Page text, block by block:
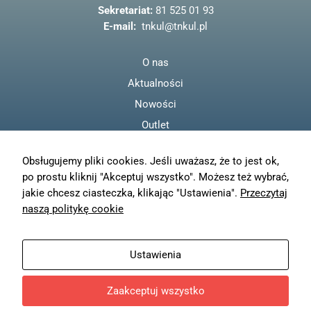
o
k
Sekretariat: 81 525 01 93
E-mail: tnkul@tnkul.pl
O nas
Aktualności
Nowości
Outlet
Polityka prywatności
Moje konto
Wysyłka
Zwroty
Obsługujemy pliki cookies. Jeśli uważasz, że to jest ok,
po prostu kliknij "Akceptuj wszystko". Możesz też wybrać,
jakie chcesz ciasteczka, klikając "Ustawienia". Przeczytaj
naszą politykę cookie
Ustawienia
Zaakceptuj wszystko
odwiedzania naszej
strony, zwiększasz
szansę na